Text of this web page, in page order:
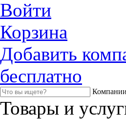
Войти
Корзина
Добавить
бесплатно
Компании
Товары и